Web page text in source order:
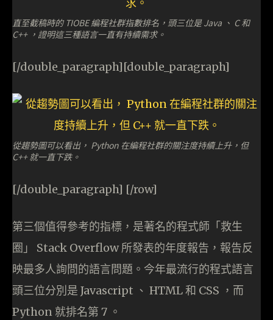
直至截稿時的 TIOBE 編程社群指數排名，頭三位是 Java 、 C 和
C++ ，證明這三種語言一直有持續需求。
[/double_paragraph][double_paragraph]
從趨勢圖可以看出， Python 在編程社群的關注度持續上升，但
C++ 就一直下跌。
[/double_paragraph] [/row]
第三個值得參考的指標，是著名的程式師「救生
圈」 Stack Overflow 所發表的年度報告，報告反
映最多人詢問的語言問題。今年最流行的程式語言
頭三位分別是 Javascript 、 HTML 和 CSS ，而
Python 就排名第 7 。